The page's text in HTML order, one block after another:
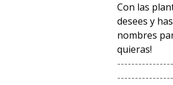
Con las
desees y
nombres
quieras!